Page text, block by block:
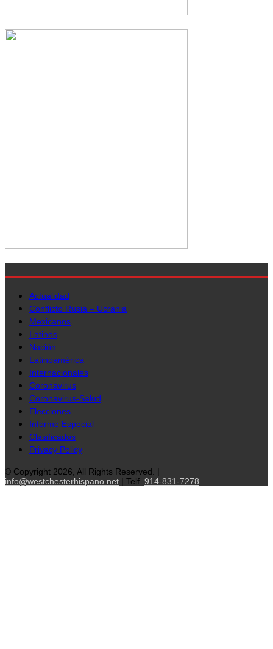
Actualidad
Conflicto Rusia – Ucrania
Mexicanos
Latinos
Nación
Latinoamérica
Internacionales
Coronavirus
Coronavirus-Salud
Elecciones
Informe Especial
Clasificados
Privacy Policy
© Copyright 2026, All Rights Reserved. |
info@westchesterhispano.net | Telf. 914-831-7278